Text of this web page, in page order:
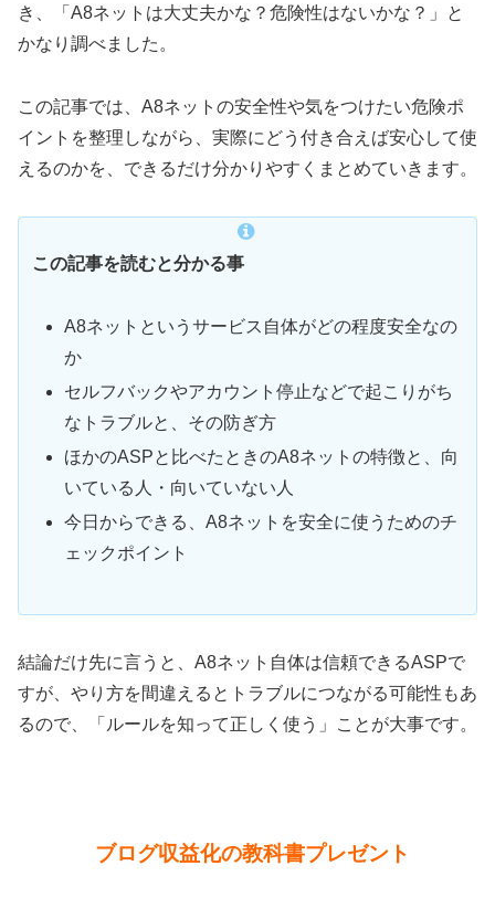
き、「A8ネットは大丈夫かな？危険性はないかな？」と
かなり調べました。
この記事では、A8ネットの安全性や気をつけたい危険ポ
イントを整理しながら、実際にどう付き合えば安心して使
えるのかを、できるだけ分かりやすくまとめていきます。
この記事を読むと分かる事
A8ネットというサービス自体がどの程度安全なの
か
セルフバックやアカウント停止などで起こりがち
なトラブルと、その防ぎ方
ほかのASPと比べたときのA8ネットの特徴と、向
いている人・向いていない人
今日からできる、A8ネットを安全に使うためのチ
ェックポイント
結論だけ先に言うと、A8ネット自体は信頼できるASPで
すが、やり方を間違えるとトラブルにつながる可能性もあ
るので、「ルールを知って正しく使う」ことが大事です。
ブログ収益化の教科書プレゼント